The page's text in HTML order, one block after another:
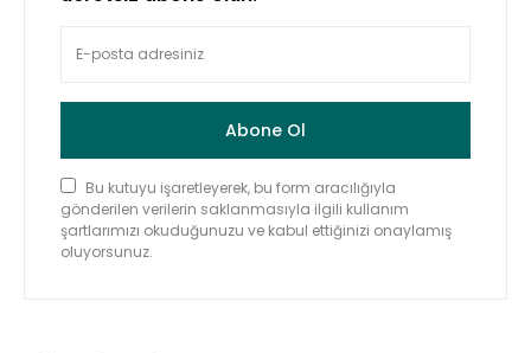
Abone Ol
Bu kutuyu işaretleyerek, bu form aracılığıyla
gönderilen verilerin saklanmasıyla ilgili kullanım
şartlarımızı okuduğunuzu ve kabul ettiğinizi onaylamış
oluyorsunuz.